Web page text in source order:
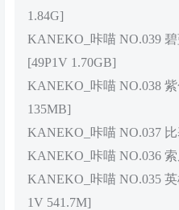
1.84G]
KANEKO_咔喵 NO.039
[49P1V 1.70GB]
KANEKO_咔喵 NO.038
135MB]
KANEKO_咔喵 NO.037
KANEKO_咔喵 NO.036
KANEKO_咔喵 NO.035
1V 541.7M]